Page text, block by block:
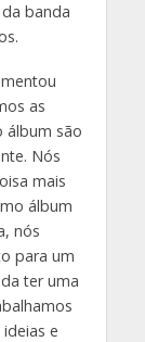
banda
as
álbum são
Nós
mais
álbum
nós
para um
ter uma
e